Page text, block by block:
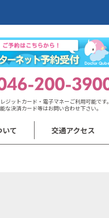
ジットカード・電子マネーご利用可能です。
な決済カード等はお問い合わせ下さい。
て 交通アクセス